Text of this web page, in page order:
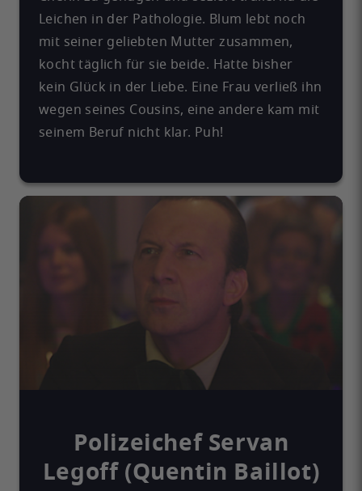
Leichen in der Pathologie. Blum lebt noch
mit seiner geliebten Mutter zusammen,
kocht täglich für sie beide. Hatte bisher
kein Glück in der Liebe. Eine Frau verließ ihn
wegen seines Cousins, eine andere kam mit
seinem Beruf nicht klar. Puh!
Polizeichef Servan
Legoff (Quentin Baillot)